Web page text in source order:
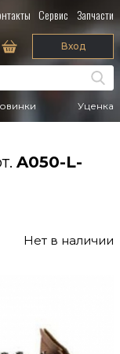
Сервис Запчасти
Уценка
Вход
A050-L-
Нет в наличии